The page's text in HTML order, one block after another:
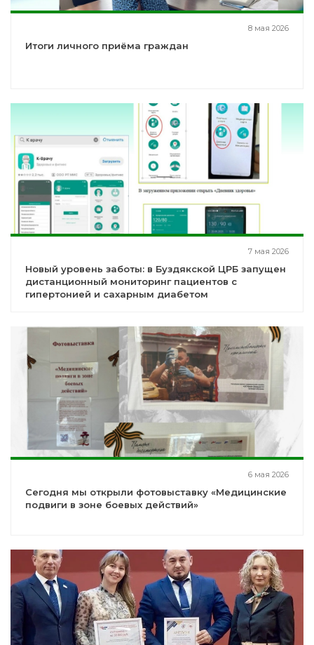
8 мая 2026
Итоги личного приёма граждан
7 мая 2026
Новый уровень заботы: в Буздякской ЦРБ запущен
дистанционный мониторинг пациентов с
гипертонией и сахарным диабетом
6 мая 2026
Сегодня мы открыли фотовыставку «Медицинские
подвиги в зоне боевых действий»